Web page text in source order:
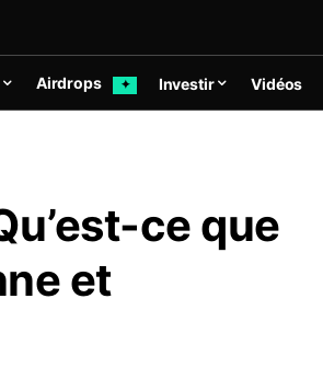
Airdrops ✦ Investir Vidéos
ce que
et